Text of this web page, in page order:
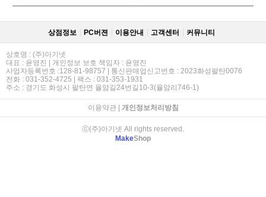
상점정보 PC버젼 이용안내 고객센터 커뮤니티
상호명 : (주)아기넷
대표 : 윤영진 | 개인정보 보호 책임자 : 윤영진
사업자등록번호 :128-81-98757 | 통신판매업신고번호 : 2023화성팔탄0076
전화 : 031-352-4725 | 팩스 : 031-353-1931
주소 : 경기도 화성시 팔탄면 율암길24번길10-3(율암리746-1)
이용약관| 개인정보처리방침
ⓒ(주)아기넷 All rights reserved.
MakeShop